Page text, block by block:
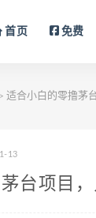
首页 免费
> 适合小白的零撸茅
13
台项目